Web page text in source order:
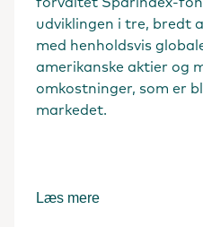
udviklingen i tre, bredt
med henholdsvis
amerikanske aktier og
omkostninger, som er
markedet.
Læs mere